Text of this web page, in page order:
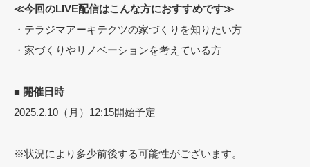
≪今回のLIVE配信はこんな方におすすめです≫
・テラジマアーキテクツの家づくりを知りたい方
・家づくりやリノベーションを考えている方
■ 開催日時
2025.2.10（月）12:15開始予定
※状況により多少前後する可能性がございます。